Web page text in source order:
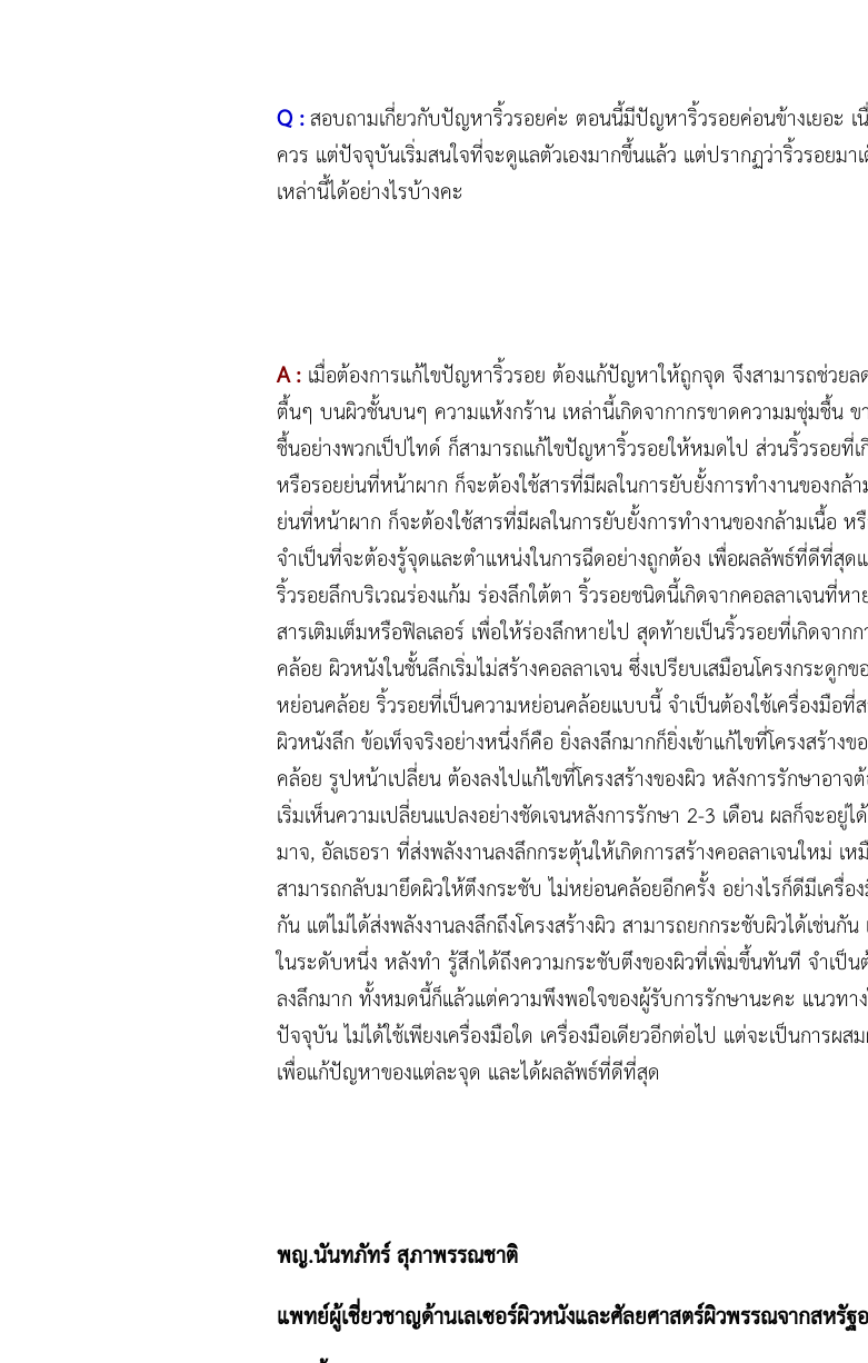
Q :สอบถามเกี่ยวกับปัญหาริ้วรอยค่ะ ตอนนี้มีปัญหาริ้วรอยค่อนข้างเยอะ เ
ควร แต่ปัจจุบันเริ่มสนใจที่จะดูแลตัวเองมากขึ้นแล้ว แต่ปรากฏว่าริ้วรอยม
เหล่านี้ได้อย่างไรบ้างคะ
A : เมื่อต้องการแก้ไขปัญหาริ้วรอย ต้องแก้ปัญหาให้ถูกจุด จึงสามารถช่วย
ตื้นๆ บนผิวชั้นบนๆ ความแห้งกร้าน เหล่านี้เกิดจากากรขาดความมชุ่มชื้น ข
ชื้นอย่างพวกเป็ปไทด์ ก็สามารถแก้ไขปัญหาริ้วรอยให้หมดไป ส่วนริ้วรอยที่
หรือรอยย่นที่หน้าผาก ก็จะต้องใช้สารที่มีผลในการยับยั้งการทำงานของกล้
ย่นที่หน้าผาก ก็จะต้องใช้สารที่มีผลในการยับยั้งการทำงานของกล้ามเนื้อ
จำเป็นที่จะต้องรู้จุดและตำแหน่งในการฉีดอย่างถูกต้อง เพื่อผลลัพธ์ที่ดีที่สุ
ริ้วรอยลึกบริเวณร่องแก้ม ร่องลึกใต้ตา ริ้วรอยชนิดนี้เกิดจากคอลลาเจนที่
สารเติมเต็มหรือฟิลเลอร์ เพื่อให้ร่องลึกหายไป สุดท้ายเป็นริ้วรอยที่เกิดจ
คล้อย ผิวหนังในชั้นลึกเริ่มไม่สร้างคอลลาเจน ซึ่งเปรียบเสมือนโครงกระดู
หย่อนคล้อย ริ้วรอยที่เป็นความหย่อนคล้อยแบบนี้ จำเป็นต้องใช้เครื่องมือที่
ผิวหนังลึก ข้อเท็จจริงอย่างหนึ่งก็คือ ยิ่งลงลึกมากก็ยิ่งเข้าแก้ไขที่โครงสร้า
คล้อย รูปหน้าเปลี่ยน ต้องลงไปแก้ไขที่โครงสร้างของผิว หลังการรักษาอาจ
เริ่มเห็นความเปลี่ยนแปลงอย่างชัดเจนหลังการรักษา 2-3 เดือน ผลก็จะอยู่
มาจ, อัลเธอรา ที่ส่งพลังงานลงลึกกระตุ้นให้เกิดการสร้างคอลลาเจนใหม่ เ
สามารถกลับมายึดผิวให้ตึงกระชับ ไม่หย่อนคล้อยอีกครั้ง อย่างไรก็ดีมีเครื่
กัน แต่ไม่ได้ส่งพลังงานลงลึกถึงโครงสร้างผิว สามารถยกกระชับผิวได้เช่น
ในระดับหนึ่ง หลังทำ รู้สึกได้ถึงความกระชับตึงของผิวที่เพิ่มขึ้นทันที จำเป็
ลงลึกมาก ทั้งหมดนี้ก็แล้วแต่ความพึงพอใจของผู้รับการรักษานะคะ แนวทา
ปัจจุบัน ไม่ได้ใช้เพียงเครื่องมือใด เครื่องมือเดียวอีกต่อไป แต่จะเป็นการผส
เพื่อแก้ปัญหาของแต่ละจุด และได้ผลลัพธ์ที่ดีที่สุด
พญ.นันทภัทร์ สุภาพรรณชาติ
แพทย์ผู้เชี่ยวชาญด้านเลเซอร์ผิวหนังและศัลยศาสตร์ผิวพรรณจากสหรัฐ